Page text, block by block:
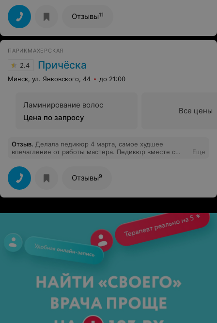
Отзывы11
ПАРИКМАХЕРСКАЯ
2.4 Причёска
Минск, ул. Янковского, 44 до 21:00
Ламинирование волос
Цена по запросу
Все цены
Отзыв. Делала педикюр 4 марта, самое худшее
впечатление от работы мастера. Педикюр вместе с
то ли спешил, то ли это норма для этой
парикмахерской, вообщем я больше ни ногой туда.
Ужас!
Еще
Отзывы9